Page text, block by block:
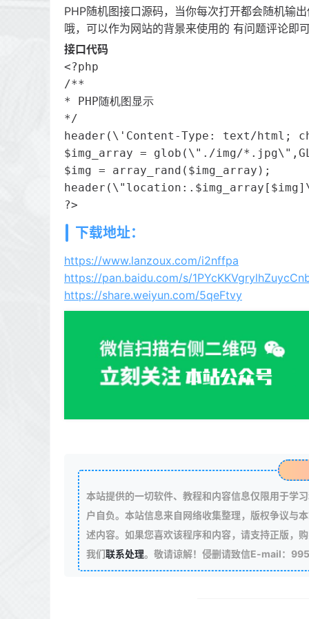
PHP随机图接口源码，当你每次打开都会随机输
哦，可以作为网站的背景来使用的 有问题评论即
接口代码
<?php
/**
* PHP随机图显示
*/
header(\'Content-Type: text/html;
$img_array = glob(\"./img/
$img = array_rand($img_array);
?>
下载地址：
https://www.lanzoux.com/i2nffpa
https://pan.baidu.com/s/
https://share.weiyun.com/5qeFtvy
本站提供的一切软件、教程和内容信息仅限用于学
户自负。本站信息来自网络收集整理，版权争议与
述内容。如果您喜欢该程序和内容，请支持正版，
我们联系处理。敬请谅解！侵删请致信E-mail：